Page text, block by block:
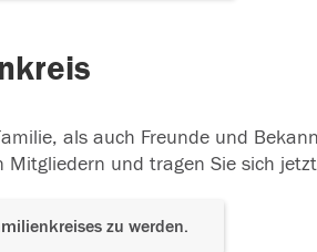
als auch Freunde und
und tragen Sie sich
zu werden.